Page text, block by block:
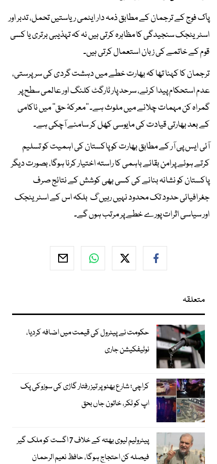
پاک فوج کے ترجمان کے مطابق ذمہ دار ایٹمی ریاستیں تحمل، تدبر اور
اسٹریٹجک سنجیدگی کا مظاہرہ کرتی ہیں نہ کہ تہذیبی برتری یا کسی
قوم کے خاتمے کی زبان استعمال کرتی ہیں۔
ترجمان کا کہنا تھا کہ بھارت خطے میں دہشت گردی کی سرپرستی،
عدم استحکام پیدا کرنے، سرحد پار ٹارگٹ کلنگ اور عالمی سطح پر
گمراہ کن مہمات چلانے میں ملوث ہے۔ ’’معرکۂ حق‘‘ میں ناکامی
کے بعد بھارتی قیادت کی مایوسی کھل کر سامنے آچکی ہے۔
آئی ایس پی آر کے مطابق بھارت کو پاکستان کی اہمیت کو تسلیم
کرتے ہوئے پرامن بقائے باہمی کا راستہ اختیار کرنا ہوگا، بصورت دیگر
پاکستان کو نشانہ بنانے کی کسی بھی کوشش کے نتائج صرف
جغرافیائی حدود تک محدود نہیں رہیں گ بلکہ اس کے اسٹریٹجک
اور سیاسی اثرات پورے خطے پر مرتب ہوں گے۔
متعلقہ
حکومت نے پیٹرول کی قیمت میں اضافہ کردیا،
نوٹیفکیشن جاری
کراچی؛ شارع بھٹو پر تیز رفتار گاڑی کی سوزوکی پک
اپ کو ٹکر، خاتون جاں بحق
پیٹرولیم لیوی بھتہ کے خلاف 7 اگست کو ملک گیر
فیصلہ کن احتجاج ہوگا، حافظ نعیم الرحمان